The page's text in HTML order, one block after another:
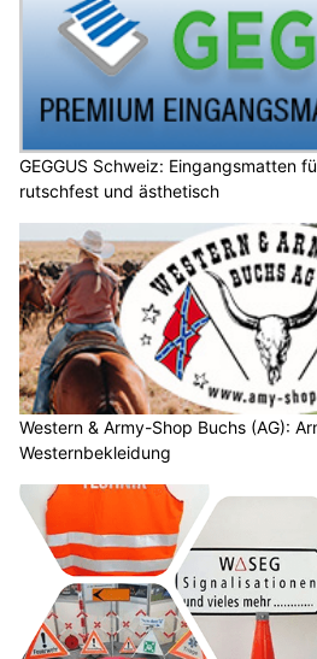
GEGGUS Schweiz: Eingangsmatten
rutschfest und ästhetisch
Western & Army-Shop Buchs (AG):
Westernbekleidung